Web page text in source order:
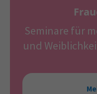
Seminare für
und